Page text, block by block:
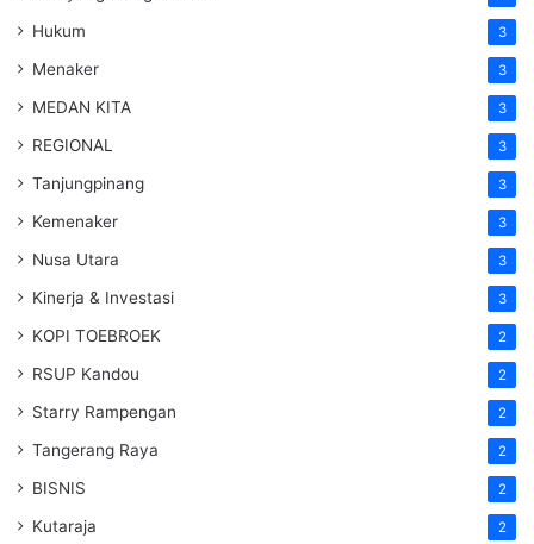
Hukum 3
Menaker 3
MEDAN KITA 3
REGIONAL 3
Tanjungpinang 3
Kemenaker 3
Nusa Utara 3
Kinerja & Investasi 3
KOPI TOEBROEK 2
RSUP Kandou 2
Starry Rampengan 2
Tangerang Raya 2
BISNIS 2
Kutaraja 2